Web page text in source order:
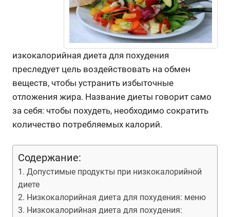
изкокалорийная диета для похудения
преследует цель воздействовать на обмен
веществ, чтобы устранить избыточные
отложения жира. Название диеты говорит само
за себя: чтобы похудеть, необходимо сократить
количество потребляемых калорий.
Содержание:
Допустимые продукты при низкокалорийной
диете
Низкокалорийная диета для похудения: меню
Низкокалорийная диета для похудения: